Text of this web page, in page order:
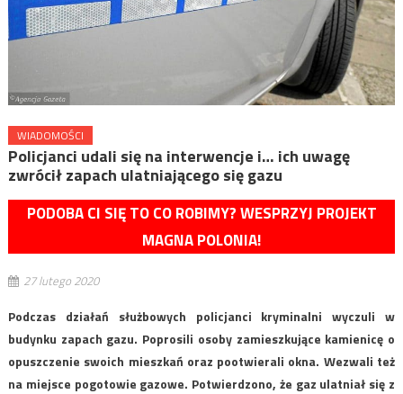
WIADOMOŚCI
Policjanci udali się na interwencje i… ich uwagę
zwrócił zapach ulatniającego się gazu
PODOBA CI SIĘ TO CO ROBIMY? WESPRZYJ PROJEKT
MAGNA POLONIA!
27 lutego 2020
Podczas działań służbowych policjanci kryminalni wyczuli w
budynku zapach gazu. Poprosili osoby zamieszkujące kamienicę o
opuszczenie swoich mieszkań oraz pootwierali okna. Wezwali też
na miejsce pogotowie gazowe. Potwierdzono, że gaz ulatniał się z